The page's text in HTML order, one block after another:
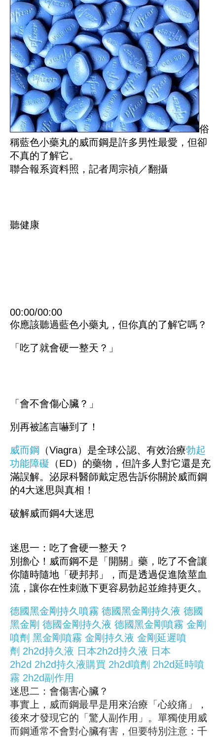
俗
稱藍色小藥丸的威而鋼是許多男性最愛，但卻
不真的了解它。
聯合報系資料照，記者周宗禎／翻攝
聽健康
00:00/00:00
你應該聽過藍色小藥丸，但你真的了解它嗎？
「吃了就會硬一整天？」
「會不會傷心臟？」
別再被謠言嚇到了！
威而鋼 （Viagra）是全球公認、有效治療勃起
功能障礙 （ED）的藥物，但許多人對它還是充
滿誤解。泌尿科醫師戴定恩告訴你關於威而鋼
的4大迷思與真相！
破解威而鋼4大迷思
迷思一：吃了會硬一整天？
別擔心！威而鋼不是「開關」藥，吃了不會讓
你隨時隨地「硬邦邦」，而是透過促進陰莖血
流，讓你在性刺激下更容易勃起並維持更久。
德國黑金剛持久噴霧 德國黑金剛持久液 德國
黑金剛 德國金剛持久液 德國黑金剛噴霧 金剛
噴劑 黑金剛噴霧 金剛持久液 金剛延遲噴
劑 2h2d持久液 日本2h2d持久液 日本
2h2d 2h2d持久液購買 2h2d噴劑 2h2d延時噴
霧 2h2d副作用
迷思二：會傷害心臟？
事實上，威而鋼最早是用來治療「心絞痛」，
後來才發現它的「驚人副作用」。單獨使用威
而鋼通常不會對心臟有害，但要特別注意：千